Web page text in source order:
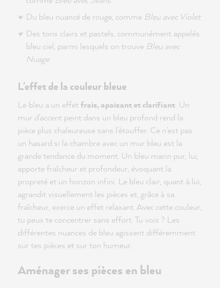
Du bleu nuancé de rouge, comme Bleu avec Violet
Des tons clairs et pastels, communément appelés
bleu ciel, parmi lesquels on trouve Bleu avec
Nuage
L'effet de la couleur bleue
Le bleu a un effetfrais, apaisant et clarifiant. Un
mur d'accent peint dans un bleu profond rend la
pièce plus chaleureuse sans l'étouffer. Ce n'est pas
un hasard si la chambre avec un mur bleu est la
grande tendance du moment. Un bleu marin pur, lui,
apporte fraîcheur et profondeur, évoquant la
propreté et un horizon infini. Le bleu clair, quant à lui,
agrandit visuellement les pièces et, grâce à sa
fraîcheur, exerce un effet relaxant. Avec cette couleur,
tu peux te concentrer sans effort. Tu vois ? Les
différentes nuances de bleu agissent différemment
sur tes pièces et sur ton humeur.
Aménager ses pièces en bleu